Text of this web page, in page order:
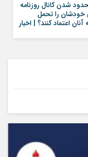
شدن کانال روزنامه
خودشان را تحمل
اعتماد کنند؟ | اخبار